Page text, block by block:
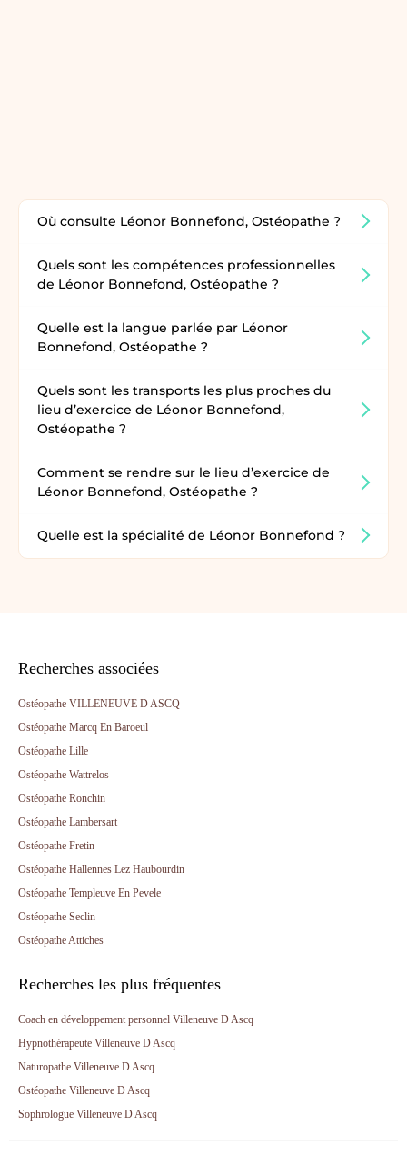
Où consulte Léonor Bonnefond, Ostéopathe ?
Quels sont les compétences professionnelles
de Léonor Bonnefond, Ostéopathe ?
Quelle est la langue parlée par Léonor
Bonnefond, Ostéopathe ?
Quels sont les transports les plus proches du
lieu d’exercice de Léonor Bonnefond,
Ostéopathe ?
Comment se rendre sur le lieu d’exercice de
Léonor Bonnefond, Ostéopathe ?
Quelle est la spécialité de Léonor Bonnefond ?
Recherches associées
Ostéopathe VILLENEUVE D ASCQ
Ostéopathe Marcq En Baroeul
Ostéopathe Lille
Ostéopathe Wattrelos
Ostéopathe Ronchin
Ostéopathe Lambersart
Ostéopathe Fretin
Ostéopathe Hallennes Lez Haubourdin
Ostéopathe Templeuve En Pevele
Ostéopathe Seclin
Ostéopathe Attiches
Recherches les plus fréquentes
Coach en développement personnel Villeneuve D Ascq
Hypnothérapeute Villeneuve D Ascq
Naturopathe Villeneuve D Ascq
Ostéopathe Villeneuve D Ascq
Sophrologue Villeneuve D Ascq